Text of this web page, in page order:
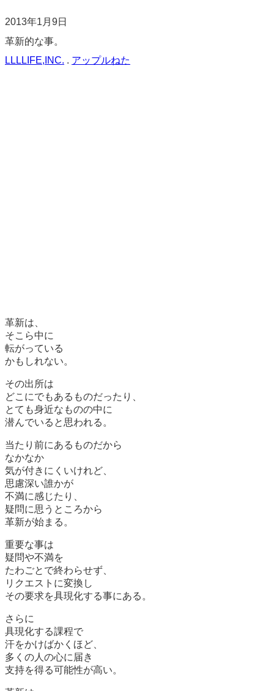
2013年1月9日
革新的な事。
LLLLIFE,INC. . アップルねた
革新は、
そこら中に
転がっている
かもしれない。
その出所は
どこにでもあるものだったり、
とても身近なものの中に
潜んでいると思われる。
当たり前にあるものだから
なかなか
気が付きにくいけれど、
思慮深い誰かが
不満に感じたり、
疑問に思うところから
革新が始まる。
重要な事は
疑問や不満を
たわごとで終わらせず、
リクエストに変換し
その要求を具現化する事にある。
さらに
具現化する課程で
汗をかけばかくほど、
多くの人の心に届き
支持を得る可能性が高い。